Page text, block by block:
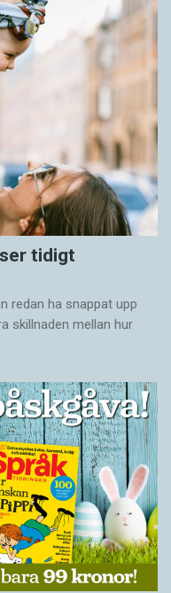
tidigt
redan ha snappat upp
skillnaden mellan hur